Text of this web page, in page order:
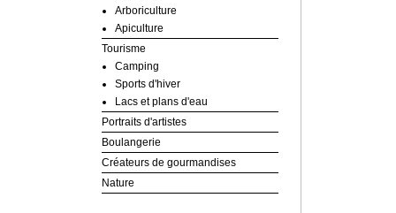
Arboriculture
Apiculture
Tourisme
Camping
Sports d'hiver
Lacs et plans d'eau
Portraits d'artistes
Boulangerie
Créateurs de gourmandises
Nature